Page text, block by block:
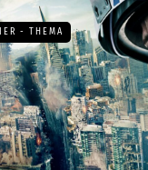
- THEMA